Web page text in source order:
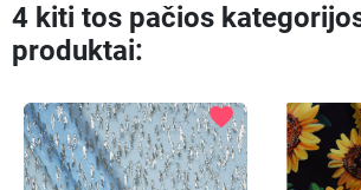
4 kiti tos pačios
produktai:
favorite